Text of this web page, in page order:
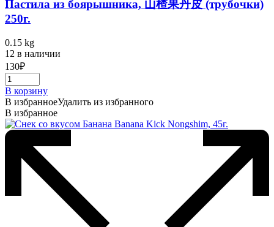
Пастила из боярышника, 山楂果丹皮 (трубочки)
250г.
0.15 kg
12 в наличии
130₽
В корзину
В избранноеУдалить из избранного
В избранное